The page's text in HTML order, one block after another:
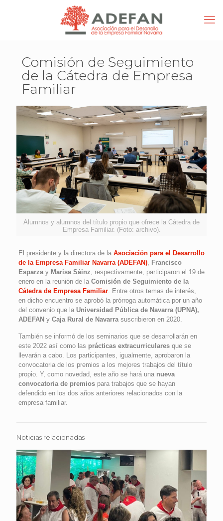
Comisión de Seguimiento
de la Cátedra de Empresa
Familiar
Alumnos y alumnos del título propio que ofrece la Cátedra de
Empresa Familiar. (Foto: archivo).
El presidente y la directora de la Asociación para el Desarrollo
de la Empresa Familiar Navarra (ADEFAN), Francisco
EsparzayMarisa Sáinz, respectivamente, participaron el 19 de
enero en la reunión de la Comisión de Seguimiento de la
Cátedra de Empresa Familiar. Entre otros temas de interés,
en dicho encuentro se aprobó la prórroga automática por un año
del convenio que la Universidad Pública de Navarra (UPNA),
ADEFAN y Caja Rural de Navarrasuscribieron en 2020.
También se informó de los seminarios que se desarrollarán en
este 2022 así como las prácticas extracurricularesque se
llevarán a cabo. Los participantes, igualmente, aprobaron la
convocatoria de los premios a los mejores trabajos del título
propio. Y, como novedad, este año se hará unanueva
convocatoria de premiospara trabajos que se hayan
defendido en los dos años anteriores relacionados con la
empresa familiar.
Noticias relacionadas